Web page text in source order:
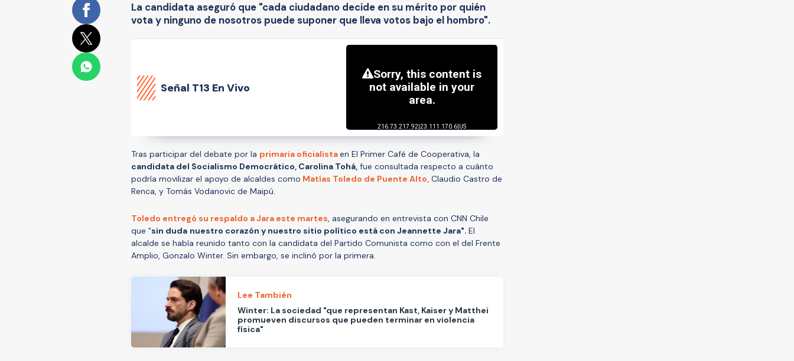
La candidata aseguró que "cada ciudadano decide en su mérito por quién
vota y ninguno de nosotros puede suponer que lleva votos bajo el hombro".
Señal T13 En Vivo
Tras participar del debate por la primaria oficialistaen El Primer Café de Cooperativa, la
candidata del Socialismo Democrático, Carolina Tohá, fue consultada respecto a cuánto
podría movilizar el apoyo de alcaldes como Matías Toledo de Puente Alto, Claudio Castro de
Renca, y Tomás Vodanovic de Maipú.
Toledo entregó su respaldo a Jara este martes, asegurando en entrevista con CNN Chile
que "sin duda nuestro corazón y nuestro sitio político está con Jeannette Jara". El
alcalde se había reunido tanto con la candidata del Partido Comunista como con el del Frente
Amplio, Gonzalo Winter. Sin embargo, se inclinó por la primera.
Lee También
Winter: La sociedad "que representan Kast, Kaiser y Matthei
promueven discursos que pueden terminar en violencia
física"